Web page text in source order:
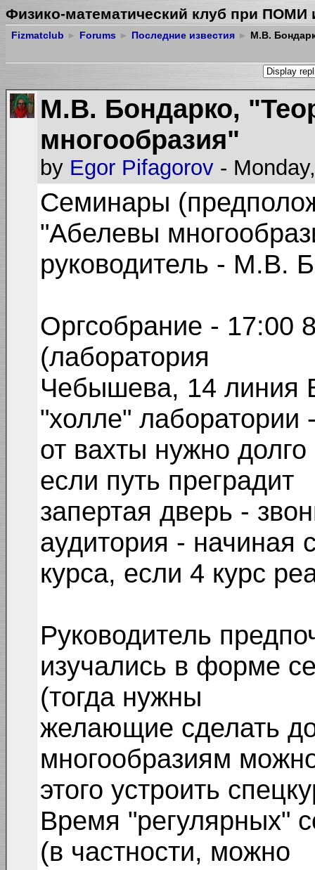
Физико-математический клуб при ПОМИ
Fizmatclub ► Forums ► Последние известия ► М.В.
М.В. Бондарко,
многообразия"
by Egor Pifagorov -
Семинары
"Абелевы
руководитель - М.В.
Оргсобрание - 17:00
(лаборатория
Чебышева, 14 линия
"холле" лаборатории
от вахты нужно
если путь преградит
запертая дверь -
аудитория - начиная
курса, если 4 курс
Руководитель
изучались в форме
(тогда нужны
желающие сделать
многообразиям
этого устроить
Время "регулярных"
(в частности, можно